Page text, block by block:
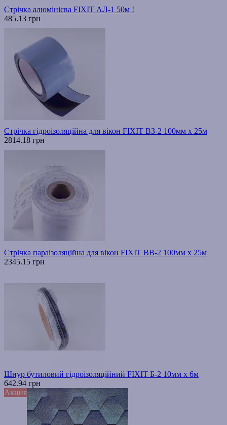
Стрічка алюмінієва FIXIT АЛ-1 50м !
485.13 грн
Стрічка гідроізоляційна для вікон FIXIT ВЗ-2 100мм х 25м
2814.18 грн
Стрічка параізоляційна для вікон FIXIT ВВ-2 100мм х 25м
2345.15 грн
Шнур бутиловий гідроізоляційний FIXIT Б-2 10мм х 6м
642.94 грн
Акция